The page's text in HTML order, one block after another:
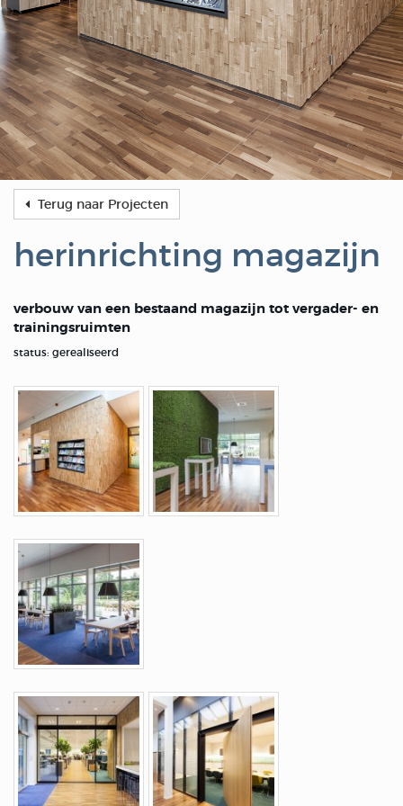
Terug naar Projecten
herinrichting magazijn
verbouw van een bestaand magazijn tot vergader- en
trainingsruimten
status: gerealiseerd